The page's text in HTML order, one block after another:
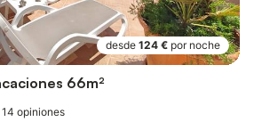
desde 124 € por noche
66m²
14 opiniones